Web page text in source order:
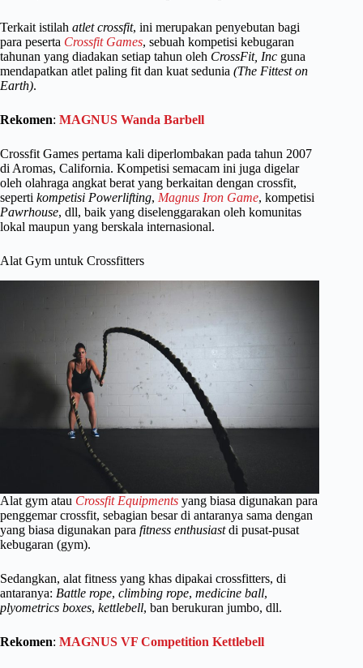
Terkait istilah atlet crossfit, ini merupakan penyebutan bagi
para peserta Crossfit Games, sebuah kompetisi kebugaran
tahunan yang diadakan setiap tahun oleh CrossFit, Inc guna
mendapatkan atlet paling fit dan kuat sedunia (The Fittest on
Earth).
Rekomen: MAGNUS Wanda Barbell
Crossfit Games pertama kali diperlombakan pada tahun 2007
di Aromas, California. Kompetisi semacam ini juga digelar
oleh olahraga angkat berat yang berkaitan dengan crossfit,
seperti kompetisi Powerlifting, Magnus Iron Game, kompetisi
Pawrhouse, dll, baik yang diselenggarakan oleh komunitas
lokal maupun yang berskala internasional.
Alat Gym untuk Crossfitters
Alat gym atau Crossfit Equipments yang biasa digunakan para
penggemar crossfit, sebagian besar di antaranya sama dengan
yang biasa digunakan para fitness enthusiastdi pusat-pusat
kebugaran (gym).
Sedangkan, alat fitness yang khas dipakai crossfitters, di
antaranya: Battle rope, climbing rope, medicine ball,
plyometrics boxes, kettlebell, ban berukuran jumbo, dll.
Rekomen: MAGNUS VF Competition Kettlebell